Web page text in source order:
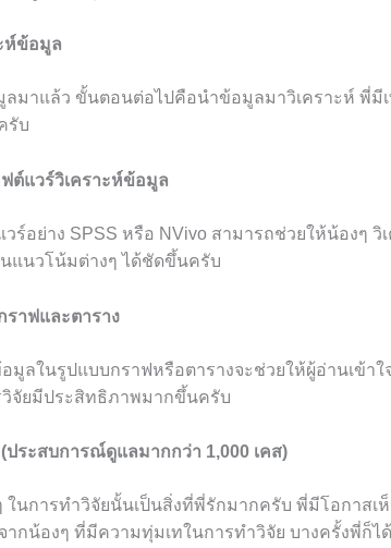
ห์ข้อมูล
ลมาแล้ว ขั้นตอนต่อไปคือนำข้อมูลมาวิเคราะห์ พี่มี
รับ
ต์แวร์วิเคราะห์ข้อมูล
ร์อย่าง SPSS หรือ NVivo สามารถช่วยให้น้องๆ
แนวโน้มต่างๆ ได้ชัดขึ้นครับ
ราฟและตาราง
มูลในรูปแบบกราฟหรือตารางจะช่วยให้ผู้อ่านเข้า
วิจัยมีประสิทธิภาพมากขึ้นครับ
ระสบการณ์ดูแลมากกว่า 1,000 เคส)
ในการทำวิจัยนั้นเป็นสิ่งที่พี่รักมากครับ พี่มีโอกาสเ
กน้องๆ ที่มีความทุ่มเทในการทำวิจัย บางครั้งพี่ก็ไ